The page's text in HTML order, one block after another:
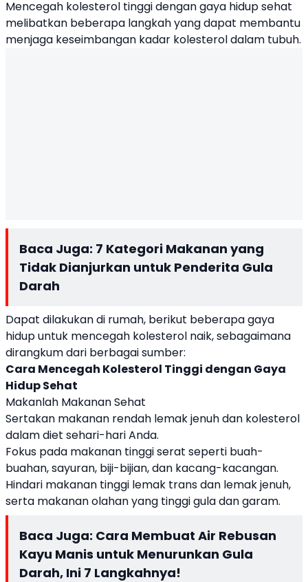
Mencegah kolesterol tinggi dengan gaya hidup sehat
melibatkan beberapa langkah yang dapat membantu
menjaga keseimbangan kadar kolesterol dalam tubuh.
Baca Juga: 7 Kategori Makanan yang
Tidak Dianjurkan untuk Penderita Gula
Darah
Dapat dilakukan di rumah, berikut beberapa gaya
hidup untuk mencegah kolesterol naik, sebagaimana
dirangkum dari berbagai sumber:
Cara Mencegah Kolesterol Tinggi dengan Gaya
Hidup Sehat
Makanlah Makanan Sehat
Sertakan makanan rendah lemak jenuh dan kolesterol
dalam diet sehari-hari Anda.
Fokus pada makanan tinggi serat seperti buah-
buahan, sayuran, biji-bijian, dan kacang-kacangan.
Hindari makanan tinggi lemak trans dan lemak jenuh,
serta makanan olahan yang tinggi gula dan garam.
Baca Juga: Cara Membuat Air Rebusan
Kayu Manis untuk Menurunkan Gula
Darah, Ini 7 Langkahnya!